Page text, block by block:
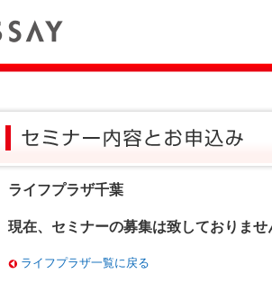
ライフプラザ千葉
現在、セミナーの募集は致しておりませ
ライフプラザ一覧に戻る